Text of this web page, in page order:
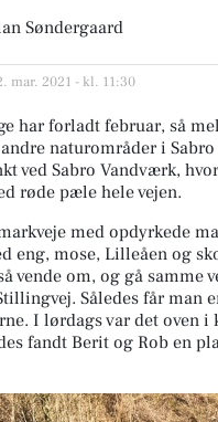
Søndergaard
mar. 2021 - kl. 11:30
har forladt februar, så
naturområder i
ved Sabro Vandværk,
røde pæle hele vejen.
med opdyrkede
eng, mose, Lilleåen og
vende om, og gå samme
Således får man
I lørdags var det oven
fandt Berit og Rob en